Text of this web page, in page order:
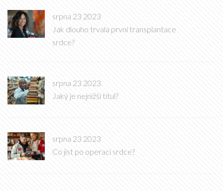
srpna 23 2023
Jak dlouho trvala první transplantace
srdce?
srpna 23 2023
Jaký je nejnižší titul?
srpna 23 2023
Co jíst po operaci srdce?